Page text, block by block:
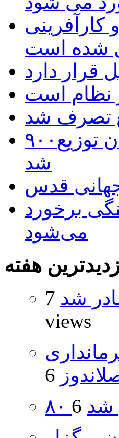
کارآفرینی
شده است
قرار دارد
نظام است
تصرف شد
۹۰۰هزار اصله نهال توسط ایستگاه بذر و نهال مغان توزیع
شد
قدس
برخورد
می‌شود
هفته
شد 7
views
شد